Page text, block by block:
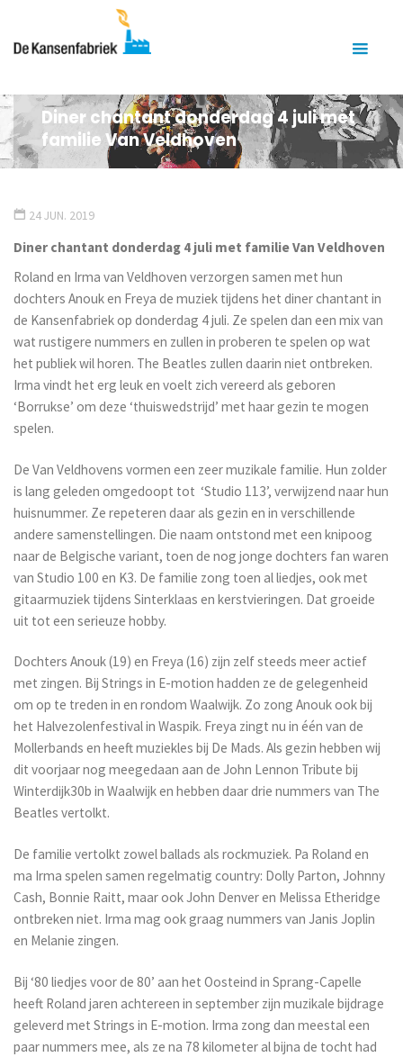
Diner chantant donderdag 4 juli met
familie Van Veldhoven
24 JUN. 2019
Diner chantant donderdag 4 juli met familie Van Veldhoven
Roland en Irma van Veldhoven verzorgen samen met hun
dochters Anouk en Freya de muziek tijdens het diner chantant in
de Kansenfabriek op donderdag 4 juli. Ze spelen dan een mix van
wat rustigere nummers en zullen in proberen te spelen op wat
het publiek wil horen. The Beatles zullen daarin niet ontbreken.
Irma vindt het erg leuk en voelt zich vereerd als geboren
‘Borrukse’ om deze ‘thuiswedstrijd’ met haar gezin te mogen
spelen.
De Van Veldhovens vormen een zeer muzikale familie. Hun zolder
is lang geleden omgedoopt tot ‘Studio 113’, verwijzend naar hun
huisnummer. Ze repeteren daar als gezin en in verschillende
andere samenstellingen. Die naam ontstond met een knipoog
naar de Belgische variant, toen de nog jonge dochters fan waren
van Studio 100 en K3. De familie zong toen al liedjes, ook met
gitaarmuziek tijdens Sinterklaas en kerstvieringen. Dat groeide
uit tot een serieuze hobby.
Dochters Anouk (19) en Freya (16) zijn zelf steeds meer actief
met zingen. Bij Strings in E-motion hadden ze de gelegenheid
om op te treden in en rondom Waalwijk. Zo zong Anouk ook bij
het Halvezolenfestival in Waspik. Freya zingt nu in één van de
Mollerbands en heeft muziekles bij De Mads. Als gezin hebben wij
dit voorjaar nog meegedaan aan de John Lennon Tribute bij
Winterdijk30b in Waalwijk en hebben daar drie nummers van The
Beatles vertolkt.
De familie vertolkt zowel ballads als rockmuziek. Pa Roland en
ma Irma spelen samen regelmatig country: Dolly Parton, Johnny
Cash, Bonnie Raitt, maar ook John Denver en Melissa Etheridge
ontbreken niet. Irma mag ook graag nummers van Janis Joplin
en Melanie zingen.
Bij ‘80 liedjes voor de 80’ aan het Oosteind in Sprang-Capelle
heeft Roland jaren achtereen in september zijn muzikale bijdrage
geleverd met Strings in E-motion. Irma zong dan meestal een
paar nummers mee, als ze na 78 kilometer al bijna de tocht had